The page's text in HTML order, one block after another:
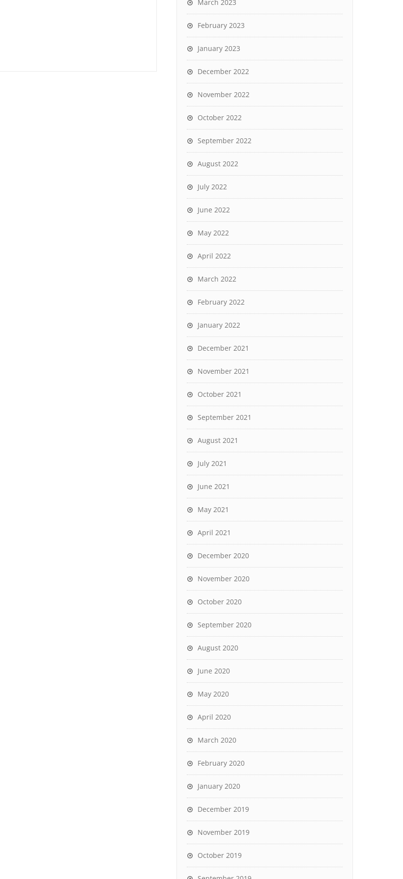
March 2023
February 2023
January 2023
December 2022
November 2022
October 2022
September 2022
August 2022
July 2022
June 2022
May 2022
April 2022
March 2022
February 2022
January 2022
December 2021
November 2021
October 2021
September 2021
August 2021
July 2021
June 2021
May 2021
April 2021
December 2020
November 2020
October 2020
September 2020
August 2020
June 2020
May 2020
April 2020
March 2020
February 2020
January 2020
December 2019
November 2019
October 2019